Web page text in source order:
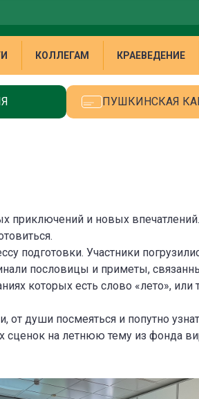
КОЛЛЕГАМ КРАЕВЕДЕНИЕ
ПУШКИНСКАЯ
приключений и новых
подготовки. Участники
пословицы и приметы,
которых есть слово «лето», или
души посмеяться и попутно
на летнюю тему из фонда